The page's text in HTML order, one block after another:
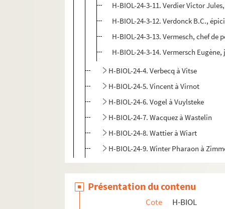
H-BIOL-24-3-11. Verdier Victor
H-BIOL-24-3-12. Verdonck B.C.,
H-BIOL-24-3-13. Vermesch, chef de
H-BIOL-24-3-14. Vermersch
H-BIOL-24-4. Verbecq à Vitse
H-BIOL-24-5. Vincent à Virnot
H-BIOL-24-6. Vogel à Vuylsteke
H-BIOL-24-7. Wacquez à Wastelin
H-BIOL-24-8. Wattier à Wiart
H-BIOL-24-9. Winter Pharaon à
Présentation du contenu
Cote
H-BIOL